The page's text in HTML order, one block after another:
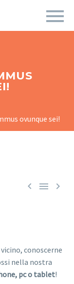
ovunque sei!
  
conoscerne
nella nostra
pc o tablet!